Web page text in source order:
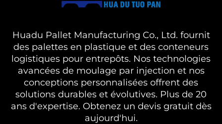
Huadu Pallet Manufacturing Co., Ltd. fournit
des palettes en plastique et des conteneurs
logistiques pour entrepôts. Nos technologies
avancées de moulage par injection et nos
conceptions personnalisées offrent des
solutions durables et évolutives. Plus de 20
ans d'expertise. Obtenez un devis gratuit dès
aujourd'hui.